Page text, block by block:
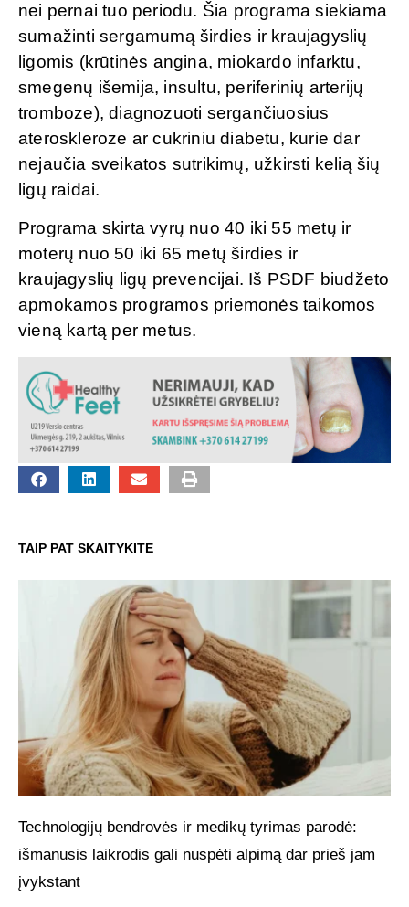
nei pernai tuo periodu. Šia programa siekiama
sumažinti sergamumą širdies ir kraujagyslių
ligomis (krūtinės angina, miokardo infarktu,
smegenų išemija, insultu, periferinių arterijų
tromboze), diagnozuoti sergančiuosius
ateroskleroze ar cukriniu diabetu, kurie dar
nejaučia sveikatos sutrikimų, užkirsti kelią šių
ligų raidai.
Programa skirta vyrų nuo 40 iki 55 metų ir
moterų nuo 50 iki 65 metų širdies ir
kraujagyslių ligų prevencijai. Iš PSDF biudžeto
apmokamos programos priemonės taikomos
vieną kartą per metus.
TAIP PAT SKAITYKITE
Technologijų bendrovės ir medikų tyrimas parodė:
išmanusis laikrodis gali nuspėti alpimą dar prieš jam
įvykstant